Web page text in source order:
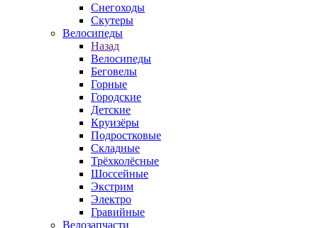
Снегоходы
Скутеры
Велосипеды
Назад
Велосипеды
Беговелы
Горные
Городские
Детские
Круизёры
Подростковые
Складные
Трёхколёсные
Шоссейные
Экстрим
Электро
Гравийные
Велозапчасти